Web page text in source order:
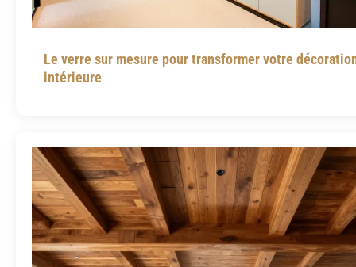
Le verre sur mesure pour transformer votre
intérieure